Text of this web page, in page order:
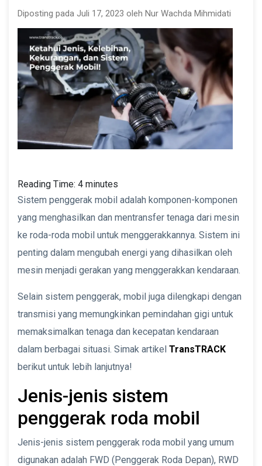
Diposting pada Juli 17, 2023 oleh Nur Wachda Mihmidati
Reading Time: 4 minutes
Sistem penggerak mobil adalah komponen-komponen
yang menghasilkan dan mentransfer tenaga dari mesin
ke roda-roda mobil untuk menggerakkannya. Sistem ini
penting dalam mengubah energi yang dihasilkan oleh
mesin menjadi gerakan yang menggerakkan kendaraan.
Selain sistem penggerak, mobil juga dilengkapi dengan
transmisi yang memungkinkan pemindahan gigi untuk
memaksimalkan tenaga dan kecepatan kendaraan
dalam berbagai situasi. Simak artikel TransTRACK
berikut untuk lebih lanjutnya!
Jenis-jenis sistem
penggerak roda mobil
Jenis-jenis sistem penggerak roda mobil yang umum
digunakan adalah FWD (Penggerak Roda Depan), RWD